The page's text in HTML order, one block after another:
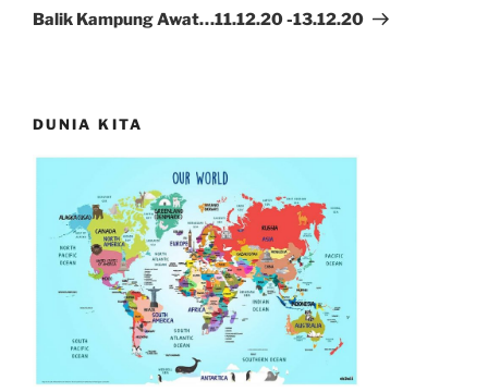
Post
Balik Kampung Awat…11.12.20 -13.12.20
DUNIA KITA